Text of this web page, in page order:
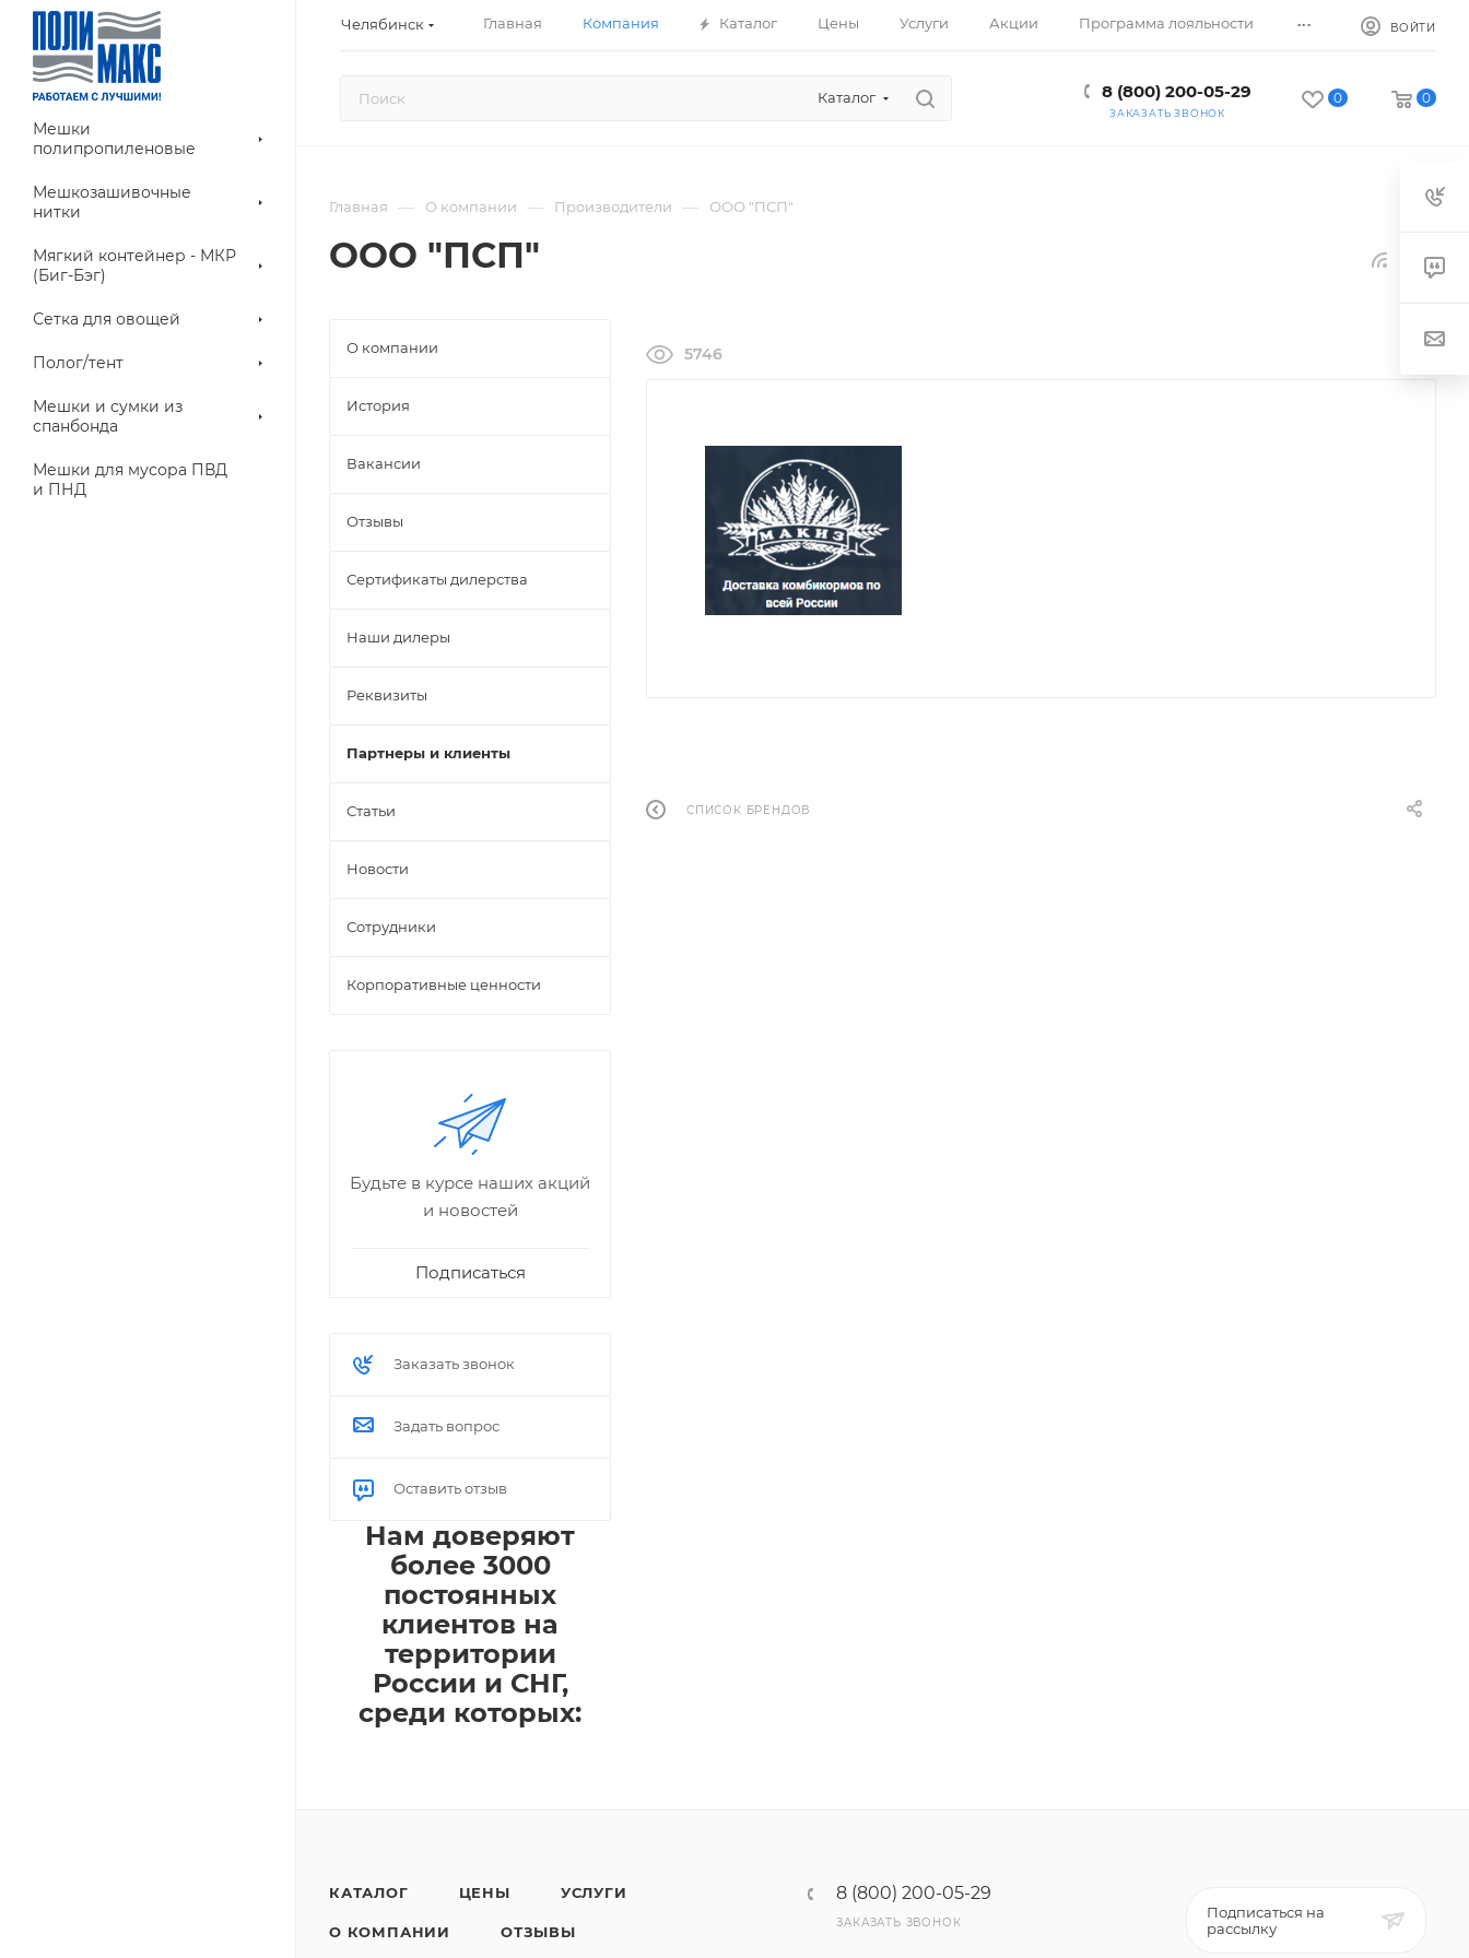
Челябинск Главная Компания Каталог Цены Услуги Акции Программа лояльности ... ВОЙТИ
Каталог 8 (800) 200-05-29
ЗАКАЗАТЬ ЗВОНОК
0 0
Мешки
полипропиленовые
Мешкозашивочные
нитки
Мягкий контейнер - МКР
(Биг-Бэг)
Сетка для овощей
Полог/тент
Мешки и сумки из
спанбонда
Мешки для мусора ПВД
и ПНД
Главная — О компании — Производители — ООО "ПСП"
ООО "ПСП"
5746
СПИСОК БРЕНДОВ
О компании
История
Вакансии
Отзывы
Сертификаты дилерства
Наши дилеры
Реквизиты
Партнеры и клиенты
Статьи
Новости
Сотрудники
Корпоративные ценности
Будьте в курсе наших акций
и новостей
Подписаться
Заказать звонок
Задать вопрос
Оставить отзыв
Нам доверяют
более 3000
постоянных
клиентов на
территории
России и СНГ,
среди которых:
КАТАЛОГ ЦЕНЫ УСЛУГИ
О КОМПАНИИ ОТЗЫВЫ
8 (800) 200-05-29
ЗАКАЗАТЬ ЗВОНОК
Подписаться на
рассылку